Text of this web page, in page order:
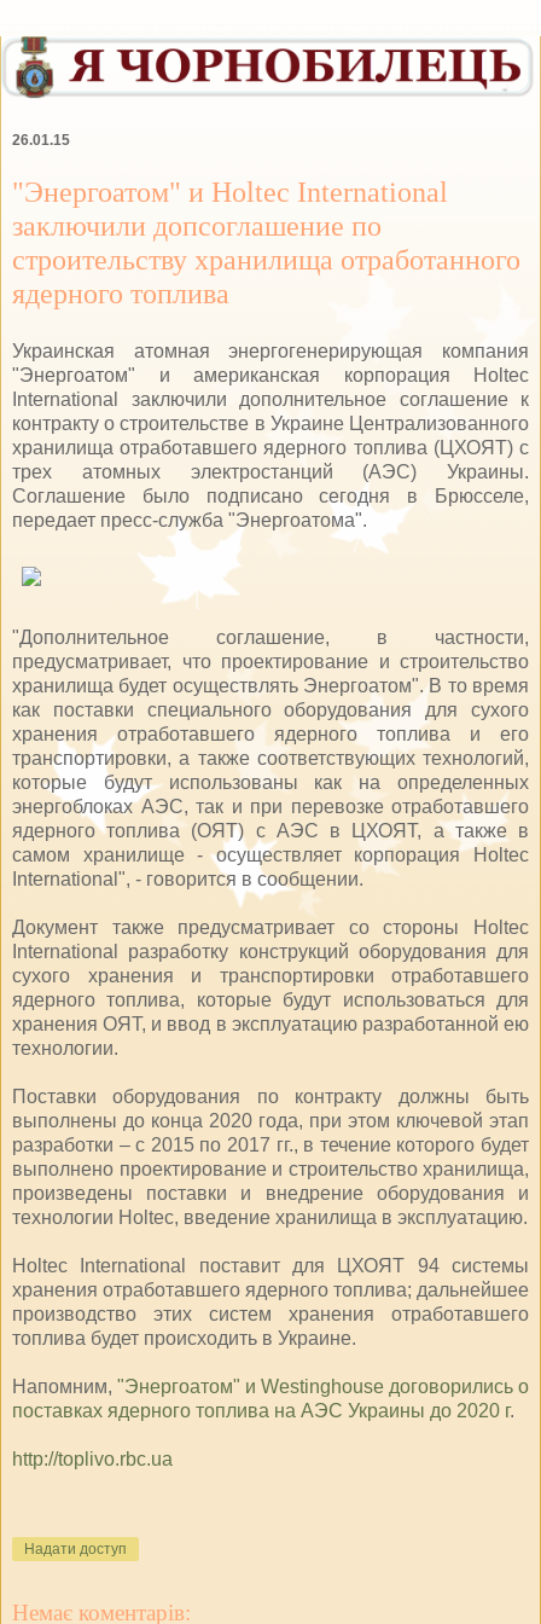
26.01.15
"Энергоатом" и Holtec International
заключили допсоглашение по
строительству хранилища отработанного
ядерного топлива
Украинская атомная энергогенерирующая компания
"Энергоатом" и американская корпорация Holtec
International заключили дополнительное соглашение к
контракту о строительстве в Украине Централизованного
хранилища отработавшего ядерного топлива (ЦХОЯТ) с
трех атомных электростанций (АЭС) Украины.
Соглашение было подписано сегодня в Брюсселе,
передает пресс-служба "Энергоатома".
"Дополнительное соглашение, в частности,
предусматривает, что проектирование и строительство
хранилища будет осуществлять Энергоатом". В то время
как поставки специального оборудования для сухого
хранения отработавшего ядерного топлива и его
транспортировки, а также соответствующих технологий,
которые будут использованы как на определенных
энергоблоках АЭС, так и при перевозке отработавшего
ядерного топлива (ОЯТ) с АЭС в ЦХОЯТ, а также в
самом хранилище - осуществляет корпорация Holtec
International", - говорится в сообщении.
Документ также предусматривает со стороны Holtec
International разработку конструкций оборудования для
сухого хранения и транспортировки отработавшего
ядерного топлива, которые будут использоваться для
хранения ОЯТ, и ввод в эксплуатацию разработанной ею
технологии.
Поставки оборудования по контракту должны быть
выполнены до конца 2020 года, при этом ключевой этап
разработки ‒ с 2015 по 2017 гг., в течение которого будет
выполнено проектирование и строительство хранилища,
произведены поставки и внедрение оборудования и
технологии Holtec, введение хранилища в эксплуатацию.
Holtec International поставит для ЦХОЯТ 94 системы
хранения отработавшего ядерного топлива; дальнейшее
производство этих систем хранения отработавшего
топлива будет происходить в Украине.
Напомним, "Энергоатом" и Westinghouse договорились о
поставках ядерного топлива на АЭС Украины до 2020 г.
http://toplivo.rbc.ua
Надати доступ
Немає коментарів: